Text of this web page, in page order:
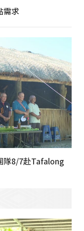
需求
隊8/7赴Tafalong